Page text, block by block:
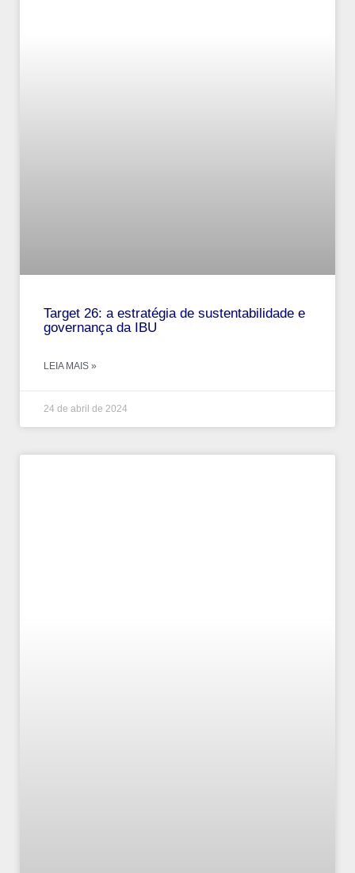
Target 26: a estratégia de sustentabilidade e
governança da IBU
LEIA MAIS »
24 de abril de 2024